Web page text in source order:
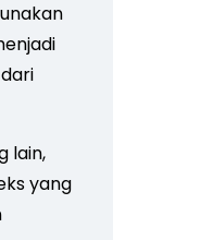
lain,
yang